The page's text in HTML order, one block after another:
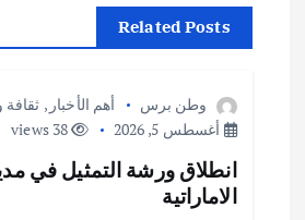
Related Posts
وطن برس أهم الأخبار , ثقافة
أغسطس 5, 2026
38 views
انطلاق ورشة التمثيل في
الاماراتية